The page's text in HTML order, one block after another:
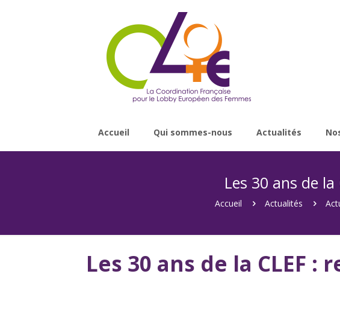
Accueil Qui sommes-nous Actualités
Les 30 ans de
Accueil Actualités
Les 30 ans de la CLEF